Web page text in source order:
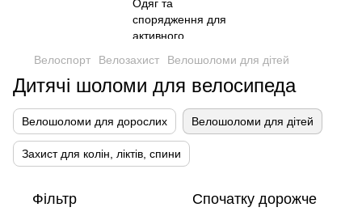
Велоспорт Велозахист Велошоломи для дітей
Дитячі шоломи для велосипеда
Велошоломи для дорослих Велошоломи для дітей
Захист для колін, ліктів, спини
Фільтр Спочатку дорожче